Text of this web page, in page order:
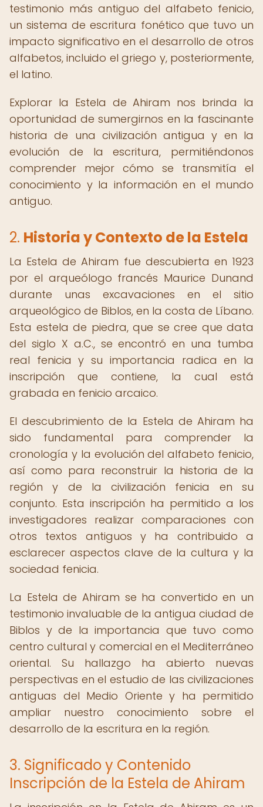
testimonio más antiguo del alfabeto fenicio,
un sistema de escritura fonético que tuvo un
impacto significativo en el desarrollo de otros
alfabetos, incluido el griego y, posteriormente,
el latino.
Explorar la Estela de Ahiram nos brinda la
oportunidad de sumergirnos en la fascinante
historia de una civilización antigua y en la
evolución de la escritura, permitiéndonos
comprender mejor cómo se transmitía el
conocimiento y la información en el mundo
antiguo.
2. Historia y Contexto de la Estela
La Estela de Ahiram fue descubierta en 1923
por el arqueólogo francés Maurice Dunand
durante unas excavaciones en el sitio
arqueológico de Biblos, en la costa de Líbano.
Esta estela de piedra, que se cree que data
del siglo X a.C., se encontró en una tumba
real fenicia y su importancia radica en la
inscripción que contiene, la cual está
grabada en fenicio arcaico.
El descubrimiento de la Estela de Ahiram ha
sido fundamental para comprender la
cronología y la evolución del alfabeto fenicio,
así como para reconstruir la historia de la
región y de la civilización fenicia en su
conjunto. Esta inscripción ha permitido a los
investigadores realizar comparaciones con
otros textos antiguos y ha contribuido a
esclarecer aspectos clave de la cultura y la
sociedad fenicia.
La Estela de Ahiram se ha convertido en un
testimonio invaluable de la antigua ciudad de
Biblos y de la importancia que tuvo como
centro cultural y comercial en el Mediterráneo
oriental. Su hallazgo ha abierto nuevas
perspectivas en el estudio de las civilizaciones
antiguas del Medio Oriente y ha permitido
ampliar nuestro conocimiento sobre el
desarrollo de la escritura en la región.
3. Significado y Contenido
Inscripción de la Estela de Ahiram